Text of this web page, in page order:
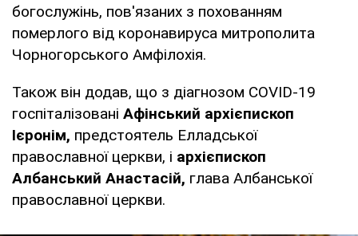
богослужінь, пов'язаних з похованням
померлого від коронавируса митрополита
Чорногорського Амфілохія.
Також він додав, що з діагнозом COVID-19
госпіталізовані Афінський архієпископ
Ієронім, предстоятель Елладської
православної церкви, і архієпископ
Албанський Анастасій, глава Албанської
православної церкви.